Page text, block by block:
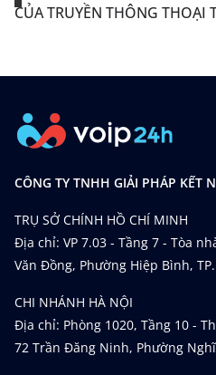
CỦA TRUYỀN THÔNG THOẠI
CÔNG TY TNHH GIẢI PHÁP KẾT
TRỤ SỞ CHÍNH HỒ CHÍ MINH
Địa chỉ: VP 7.03 - Tầng 7 - Tòa
Văn Đồng, Phường Hiệp Bình,
CHI NHÁNH HÀ NỘI
Địa chỉ: Phòng 1020, Tầng 10 -
72 Trần Đăng Ninh, Phường